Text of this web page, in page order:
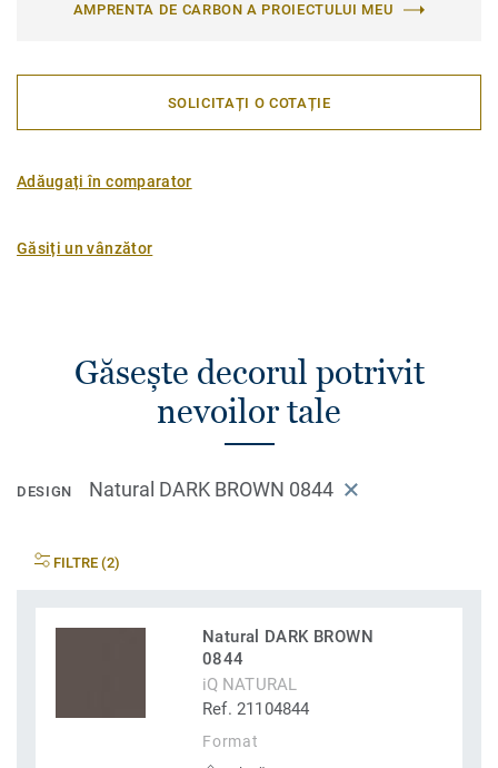
AMPRENTA DE CARBON A PROIECTULUI MEU
SOLICITAȚI O COTAȚIE
Adăugați în comparator
Găsiți un vânzător
Găsește decorul potrivit
nevoilor tale
DESIGN Natural DARK BROWN 0844
FILTRE (2)
Natural DARK BROWN
0844
iQ NATURAL
Ref. 21104844
Format